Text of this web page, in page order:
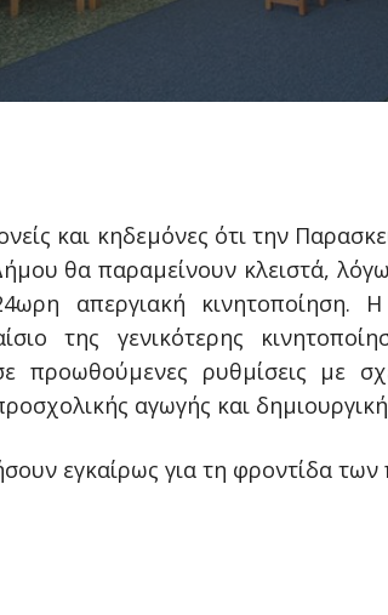
και κηδεμόνες ότι την
θα παραμείνουν κλειστά,
απεργιακή κινητοποίηση.
της γενικότερης
προωθούμενες ρυθμίσεις με
αγωγής και
εγκαίρως για τη φροντίδα των